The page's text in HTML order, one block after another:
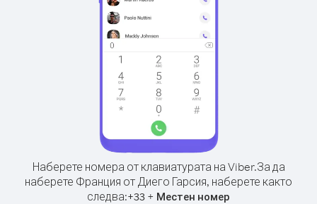
Наберете номера от клавиатурата на Viber.За да
наберете Франция от Диего Гарсия, наберете както
следва:+33 + Местен номер